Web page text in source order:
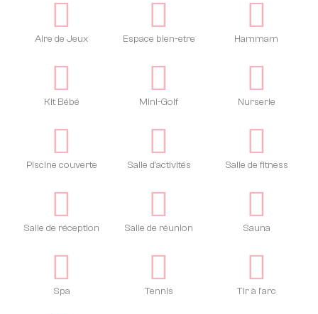
Aire de Jeux Espace bien-etre Hammam
Kit Bébé Mini-Golf Nurserie
Piscine couverte Salle d'activités Salle de fitness
Salle de réception Salle de réunion Sauna
Spa Tennis Tir à l'arc